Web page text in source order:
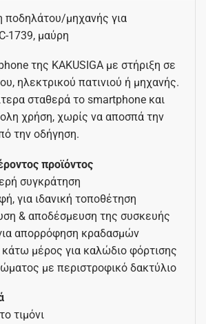
ποδηλάτου/μηχανής για
1739, μαύρη
της KAKUSIGA με στήριξη σε
ηλεκτρικού πατινιού ή μηχανής.
σταθερά το smartphone και
χρήση, χωρίς να αποσπά την
την οδήγηση.
προϊόντος
συγκράτηση
για ιδανική τοποθέτηση
& αποδέσμευση της συσκευής
απορρόφηση κραδασμών
μέρος για καλώδιο φόρτισης
με περιστροφικό δακτύλιο
τιμόνι